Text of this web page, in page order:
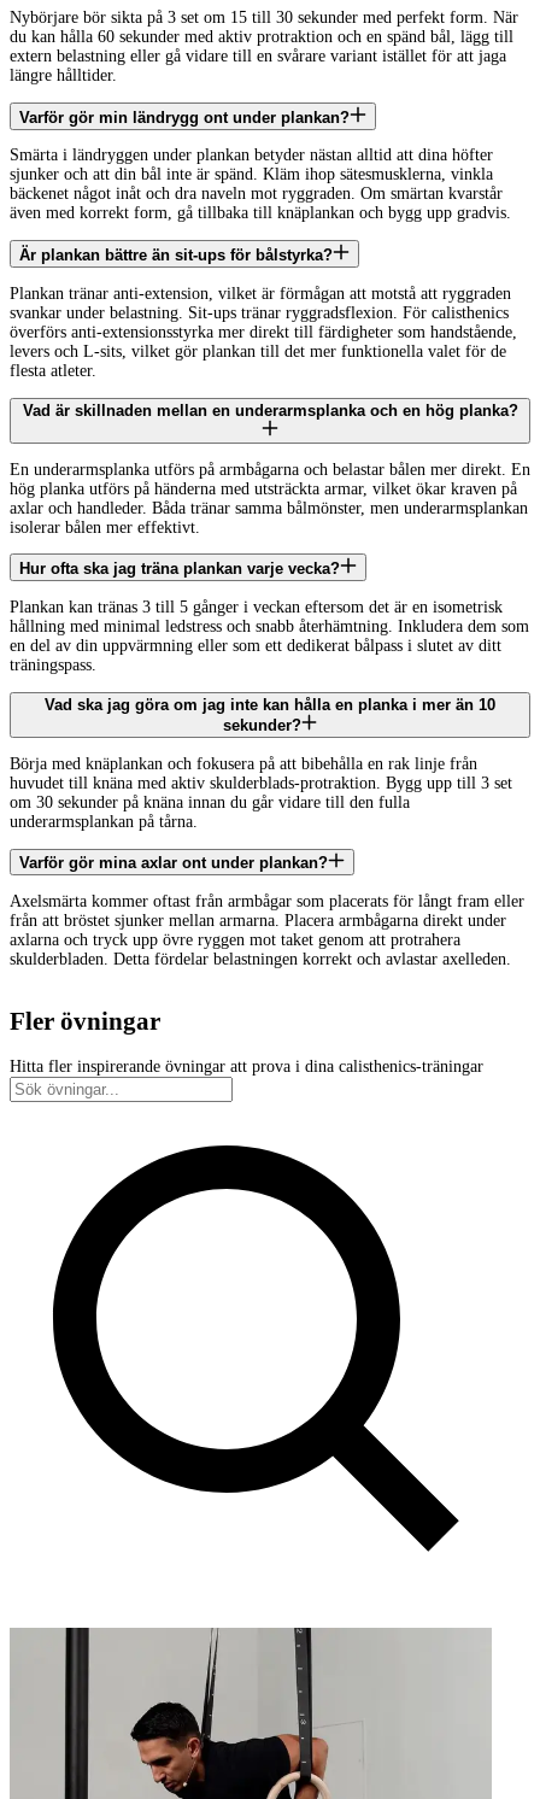
Nybörjare bör sikta på 3 set om 15 till 30 sekunder med perfekt form. När
du kan hålla 60 sekunder med aktiv protraktion och en spänd bål, lägg till
extern belastning eller gå vidare till en svårare variant istället för att jaga
längre hålltider.
Varför gör min ländrygg ont under plankan?
Smärta i ländryggen under plankan betyder nästan alltid att dina höfter
sjunker och att din bål inte är spänd. Kläm ihop sätesmusklerna, vinkla
bäckenet något inåt och dra naveln mot ryggraden. Om smärtan kvarstår
även med korrekt form, gå tillbaka till knäplankan och bygg upp gradvis.
Är plankan bättre än sit-ups för bålstyrka?
Plankan tränar anti-extension, vilket är förmågan att motstå att ryggraden
svankar under belastning. Sit-ups tränar ryggradsflexion. För calisthenics
överförs anti-extensionsstyrka mer direkt till färdigheter som handstående,
levers och L-sits, vilket gör plankan till det mer funktionella valet för de
flesta atleter.
Vad är skillnaden mellan en underarmsplanka och en hög planka?
En underarmsplanka utförs på armbågarna och belastar bålen mer direkt. En
hög planka utförs på händerna med utsträckta armar, vilket ökar kraven på
axlar och handleder. Båda tränar samma bålmönster, men underarmsplankan
isolerar bålen mer effektivt.
Hur ofta ska jag träna plankan varje vecka?
Plankan kan tränas 3 till 5 gånger i veckan eftersom det är en isometrisk
hållning med minimal ledstress och snabb återhämtning. Inkludera dem som
en del av din uppvärmning eller som ett dedikerat bålpass i slutet av ditt
träningspass.
Vad ska jag göra om jag inte kan hålla en planka i mer än 10
sekunder?
Börja med knäplankan och fokusera på att bibehålla en rak linje från
huvudet till knäna med aktiv skulderblads-protraktion. Bygg upp till 3 set
om 30 sekunder på knäna innan du går vidare till den fulla
underarmsplankan på tårna.
Varför gör mina axlar ont under plankan?
Axelsmärta kommer oftast från armbågar som placerats för långt fram eller
från att bröstet sjunker mellan armarna. Placera armbågarna direkt under
axlarna och tryck upp övre ryggen mot taket genom att protrahera
skulderbladen. Detta fördelar belastningen korrekt och avlastar axelleden.
Fler övningar
Hitta fler inspirerande övningar att prova i dina calisthenics-träningar